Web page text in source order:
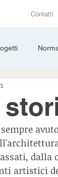
Contatti
dalla
artistici